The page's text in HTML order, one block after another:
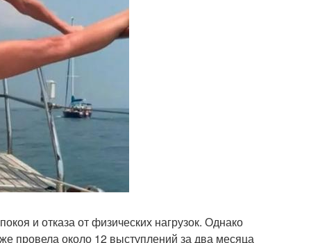
и отказа от физических нагрузок. Однако
провела около 12 выступлений за два месяца